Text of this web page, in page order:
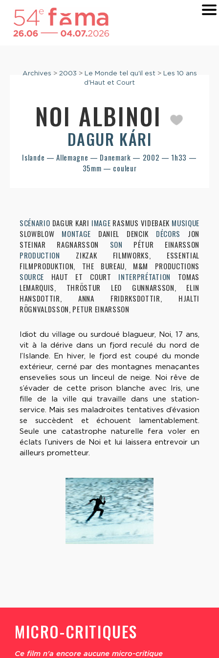
Archives > 2003 > Le Monde tel qu'il est> Les 10 ans
d'Haut et Court
NOI ALBINOI
DAGUR KÁRI
Islande — Allemagne — Danemark — 2002 — 1h33 —
35mm — couleur
SCÉNARIO DAGUR KARI IMAGE RASMUS VIDEBAEK MUSIQUE
SLOWBLOW MONTAGE DANIEL DENCIK DÉCORS JON
STEINAR RAGNARSSON SON PÉTUR EINARSSON
PRODUCTION ZIKZAK FILMWORKS, ESSENTIAL
FILMPRODUKTION, THE BUREAU, M&M PRODUCTIONS
SOURCE HAUT ET COURT INTERPRÉTATION TOMAS
LEMARQUIS, THRÖSTUR LEO GUNNARSSON, ELIN
HANSDOTTIR, ANNA FRIDRKSDOTTIR, HJALTI
RÖGNVALDSSON, PETUR EINARSSON
Idiot du village ou surdoué blagueur, Noi, 17 ans,
vit à la dérive dans un fjord reculé du nord de
l’Islande. En hiver, le fjord est coupé du monde
extérieur, cerné par des montagnes menaçantes
ensevelies sous un linceul de neige. Noi rêve de
s’évader de cette prison blanche avec Iris, une
fille de la ville qui travaille dans une station-
service. Mais ses maladroites tentatives d’évasion
se succèdent et échouent lamentablement.
Seule une catastrophe naturelle fera voler en
éclats l’univers de Noi et lui laissera entrevoir un
ailleurs prometteur.
MICRO-CRITIQUES
Ce film n'a encore aucune micro-critique